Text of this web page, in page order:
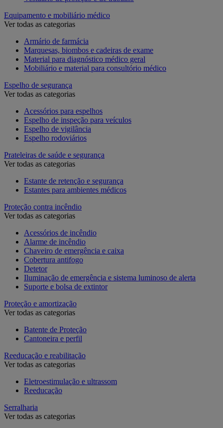
Equipamento e mobiliário médico
Ver todas as categorias
Armário de farmácia
Marquesas, biombos e cadeiras de exame
Material para diagnóstico médico geral
Mobiliário e material para consultório médico
Espelho de segurança
Ver todas as categorias
Acessórios para espelhos
Espelho de inspeção para veículos
Espelho de vigilância
Espelho rodoviários
Prateleiras de saúde e segurança
Ver todas as categorias
Estante de retenção e segurança
Estantes para ambientes médicos
Proteção contra incêndio
Ver todas as categorias
Acessórios de incêndio
Alarme de incêndio
Chaveiro de emergência e caixa
Cobertura antifogo
Detetor
Iluminação de emergência e sistema luminoso de alerta
Suporte e bolsa de extintor
Proteção e amortização
Ver todas as categorias
Batente de Proteção
Cantoneira e perfil
Reeducação e reabilitação
Ver todas as categorias
Eletroestimulação e ultrassom
Reeducação
Serralharia
Ver todas as categorias